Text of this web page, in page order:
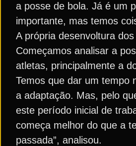
a posse de bola. Já é um
importante, mas temos
A própria desenvoltura
Começamos analisar a
atletas, principalmente a
Temos que dar um tempo
a adaptação. Mas, pelo
este período inicial de
começa melhor do que a
passada”, analisou.